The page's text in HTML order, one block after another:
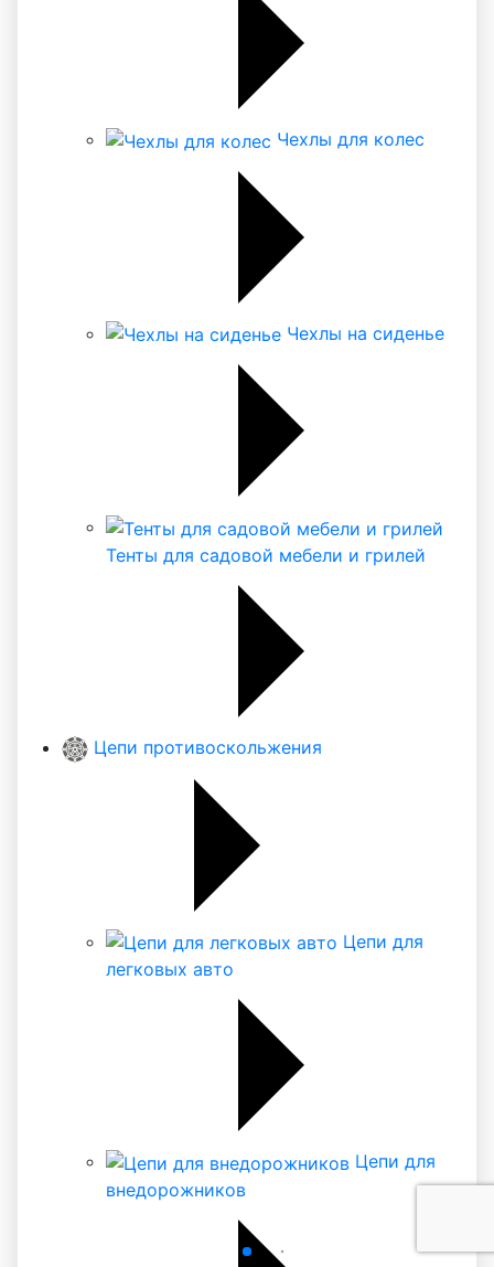
Чехлы для колес
Чехлы на сиденье
Тенты для садовой мебели и грилей
Цепи противоскольжения
Цепи для
легковых авто
Цепи для
внедорожников